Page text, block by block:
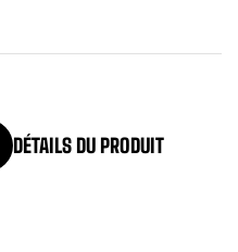
DÉTAILS DU PRODUIT